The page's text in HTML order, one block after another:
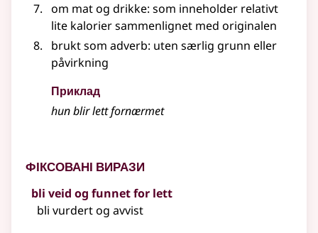
om mat og drikke: som inneholder relativt
lite kalorier sammenlignet med originalen
brukt som adverb: uten særlig grunn eller
påvirkning
Приклад
hun blirlettfornærmet
Фіксовані вирази
bli veid og funnet for lett
bli vurdert og avvist